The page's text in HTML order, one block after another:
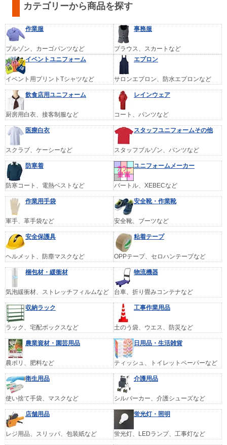
カテゴリーから商品を探す
作業服
ブルゾン、カーゴパンツなど
事務服
ブラウス、スカートなど
イベントユニフォーム
イベント用プリントTシャツなど
エプロン
サロンエプロン、防水エプロンなど
飲食店用ユニフォーム
厨房用白衣、接客制服など
レインウェア
コート、パンツなど
医療白衣
スクラブ、ケーシーなど
スタッフユニフォームその他
スタッフブルゾン、パンツなど
防寒着
防寒コート、電熱ベストなど
ユニフォームメーカー
バートル、XEBECなど
作業用手袋
軍手、革手袋など
安全靴・作業靴
安全靴、ブーツなど
安全保護具
ヘルメット、防塵マスクなど
粘着テープ
OPPテープ、セロハンテープなど
梱包材・緩衝材
気泡緩衝材、ストレッチフィルムなど
物流機器
台車、折り畳みコンテナなど
収納ラック
ラック、宅配ボックスなど
工事作業用品
土のう袋、ウエス、防災など
農業資材・園芸用品
農ポリ、肥料など
日用品・生活雑貨
ティッシュ、トイレットペーパーなど
衛生用品
使い捨て手袋、マスクなど
介護用品
シルバーカー、介護シューズなど
店舗用品
レジ用品、スリッパ、包装紙など
蛍光灯・照明
蛍光灯、LEDランプ、工事灯など